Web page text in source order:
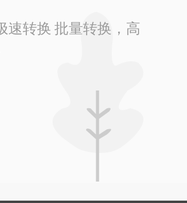
速转换 批量转换，高